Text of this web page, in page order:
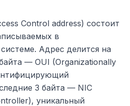
Control address) состоит
в
Адрес делится на
— OUI (Organizationally
3 байта — NIC
уникальный